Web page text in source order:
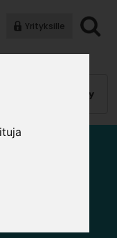
Yrityksille
Pintakäsittely